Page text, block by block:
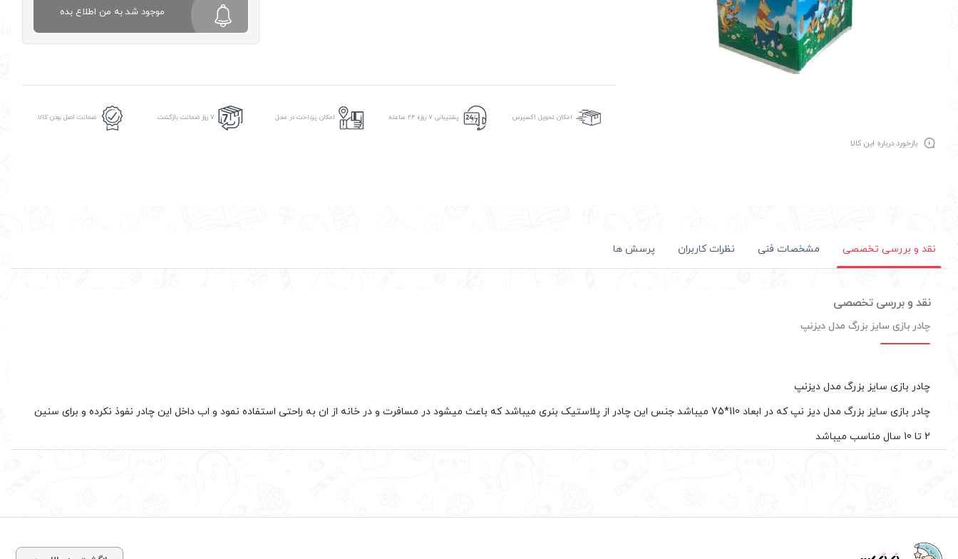
موجود شد به من اطلاع بده
امکان تحویل اکسپرس پشتیبانی ۷ روزه ۲۴ ساعته امکان پرداخت در محل 7 روز ضمانت بازگشت ضمانت اصل بودن کالا
بازخورد درباره این کالا
نقد و بررسی تخصصی مشخصات فنی نظرات کاربران پرسش ها
نقد و بررسی تخصصی
چادر بازی سایز بزرگ مدل دیزنپ
چادر بازی سایز بزرگ مدل دیزنپ
چادر بازی سایز بزرگ مدل دیز نپ که در ابعاد 110*75 میباشد جنس این چادر از پلاستیک بنری میباشد که باعث میشود در مسافرت و در خانه از ان به راحتی استفاده نمود و اب داخل این چادر نفوذ نکرده و برای سنین
2 تا 10 سال مناسب میباشد